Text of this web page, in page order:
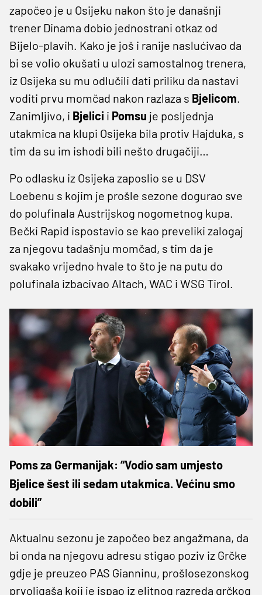
započeo je u Osijeku nakon što je današnji
trener Dinama dobio jednostrani otkaz od
Bijelo-plavih. Kako je još i ranije naslućivao da
bi se volio okušati u ulozi samostalnog trenera,
iz Osijeka su mu odlučili dati priliku da nastavi
voditi prvu momčad nakon razlaza s Bjelicom.
Zanimljivo, i Bjelici i Pomsu je posljednja
utakmica na klupi Osijeka bila protiv Hajduka, s
tim da su im ishodi bili nešto drugačiji…
Po odlasku iz Osijeka zaposlio se u DSV
Loebenu s kojim je prošle sezone dogurao sve
do polufinala Austrijskog nogometnog kupa.
Bečki Rapid ispostavio se kao preveliki zalogaj
za njegovu tadašnju momčad, s tim da je
svakako vrijedno hvale to što je na putu do
polufinala izbacivao Altach, WAC i WSG Tirol.
Poms za Germanijak: “Vodio sam umjesto
Bjelice šest ili sedam utakmica. Većinu smo
dobili”
Aktualnu sezonu je započeo bez angažmana, da
bi onda na njegovu adresu stigao poziv iz Grčke
gdje je preuzeo PAS Gianninu, prošlosezonskog
prvoligaša koji je ispao iz elitnog razreda grčkog